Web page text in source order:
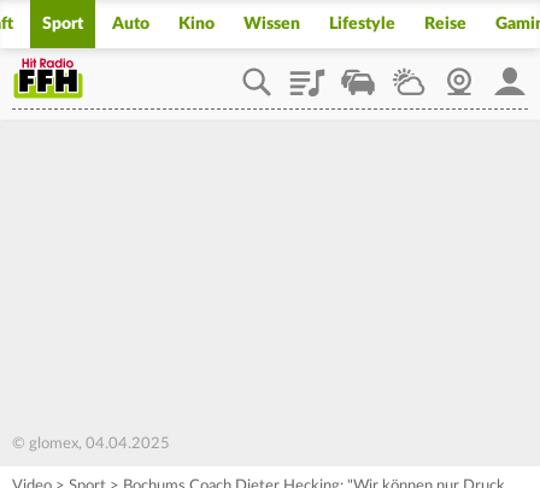
Sport Auto Kino Wissen Lifestyle Reise
PlaylistStaupilotWetterWebcam
© glomex, 04.04.2025